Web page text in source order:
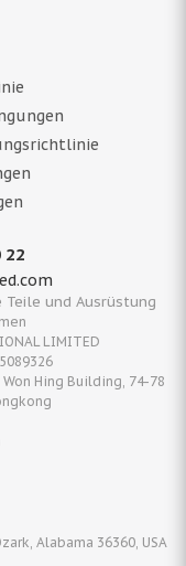
und Ausrüstung
LIMITED
Hing Building, 74-78
Alabama 36360, USA
22